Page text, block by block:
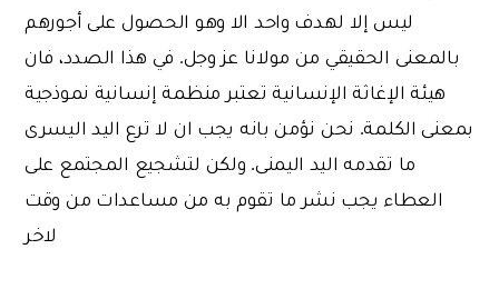
ليس إلا لهدف واحد الا وهو الحصول على أجورهم
بالمعنى الحقيقي من مولانا عز وجل. في هذا الصدد، فان
هيئة الإغاثة الإنسانية تعتبر منظمة إنسانية نموذجية
بمعنى الكلمة. نحن نؤمن بانه يجب ان لا ترع اليد اليسرى
ما تقدمه اليد اليمنى. ولكن لتشجيع المجتمع على
العطاء يجب نشر ما تقوم به من مساعدات من وقت
لاخر